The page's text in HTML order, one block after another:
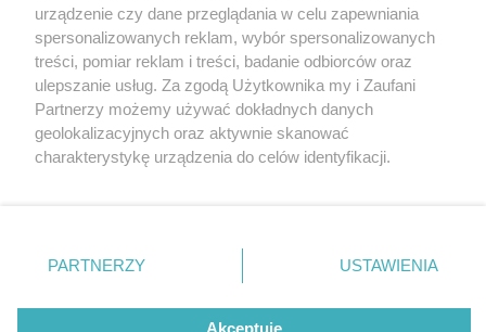
3 / 0
Nie zapomnij
zapoznać się z:
polityką prywatności regulamin korzystania z portali
Twojemiasto
Piekary Śląskie
Chorzów
Tarnowskie Góry
Gliwice
Skontakuj sięz nami
Kontakt
Wydawca
Redakcja
urządzenie czy dane przeglądania w celu zapewniania
spersonalizowanych reklam, wybór spersonalizowanych
treści, pomiar reklam i treści, badanie odbiorców oraz
ulepszanie usług. Za zgodą Użytkownika my i Zaufani
Partnerzy możemy używać dokładnych danych
geolokalizacyjnych oraz aktywnie skanować
charakterystykę urządzenia do celów identyfikacji.
zmienić/wycofać klikając przycisk ustawień prywatności
znajdujący się w lewym dolnym rogu strony
rodzaje przetwarzania danych nie wymagają zgody
użytkownika, ale masz prawo sprzeciwić się takiemu
PARTNERZY USTAWIENIA
Akceptuję